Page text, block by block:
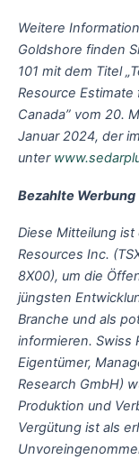
Weitere
Goldshore finden
101 mit dem Titel
Resource
Canada” vom 20.
Januar 2024, der
unter
Bezahlte Werbung
Diese Mitteilung
Resources Inc.
8X00), um die
jüngsten
Branche und als
informieren. Swiss
Eigentümer,
Research GmbH)
Produktion und
Vergütung ist als